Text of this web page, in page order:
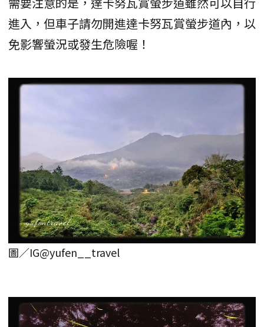
進入，但車子請勿開進達卡努瓦賞螢步道內，以
免影響螢況或發生危險喔！
圖／IG@yufen__travel